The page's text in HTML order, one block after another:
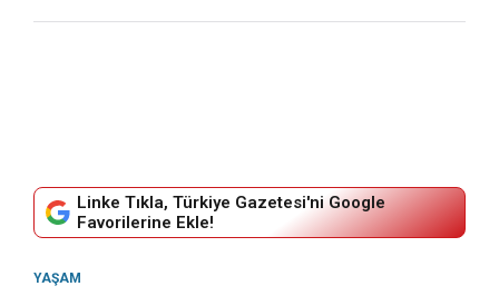
Linke Tıkla, Türkiye Gazetesi'ni Google
Favorilerine Ekle!
YAŞAM